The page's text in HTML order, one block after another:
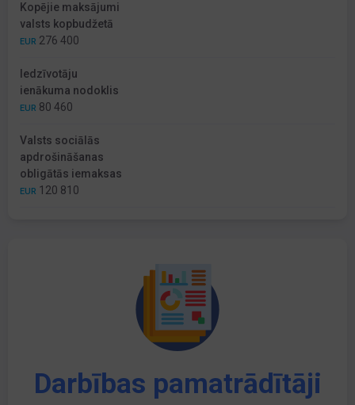
Kopējie maksājumi
valsts kopbudžetā
EUR 276 400
Iedzīvotāju
ienākuma nodoklis
EUR 80 460
Valsts sociālās
apdrošināšanas
obligātās iemaksas
EUR 120 810
Darbības pamatrādītāji